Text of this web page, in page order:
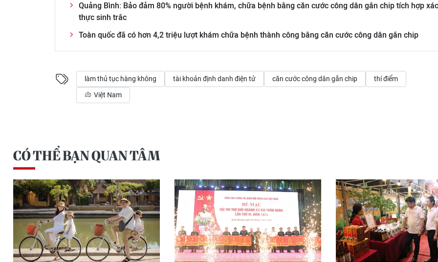
Quảng Bình: Bảo đảm 80% người bệnh khám, chữa bệnh bằng căn cước công dân gắn chip tích hợp xác
thực sinh trắc
Toàn quốc đã có hơn 4,2 triệu lượt khám chữa bệnh thành công bằng căn cước công dân gắn chip
làm thủ tục hàng không tài khoản định danh điện tử căn cước công dân gắn chip thí điểm
Việt Nam
CÓ THỂ BẠN QUAN TÂM